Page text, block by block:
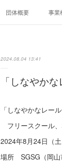
団体概要 事業
2024.08.04 13:41
「しなやか
「しなやかなレー
フリースクール
2024年8月24日（
場所 SGSG（岡山